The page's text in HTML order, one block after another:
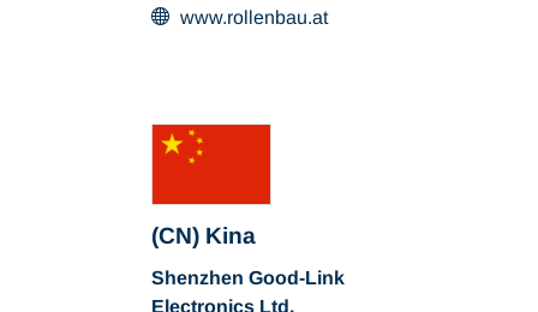
www.rollenbau.at
(CN) Kina
Shenzhen Good-Link
Electronics Ltd.